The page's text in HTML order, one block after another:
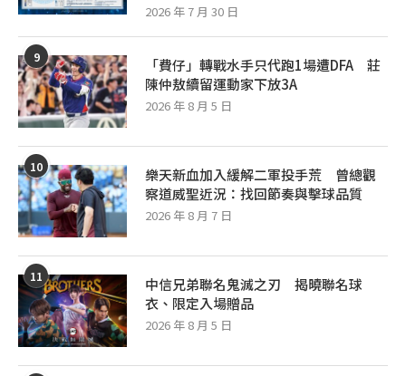
2026 年 7 月 30 日
9
「費仔」轉戰水手只代跑1場遭DFA 莊
陳仲敖續留運動家下放3A
2026 年 8 月 5 日
10
樂天新血加入緩解二軍投手荒 曾總觀
察道威聖近況：找回節奏與擊球品質
2026 年 8 月 7 日
11
中信兄弟聯名鬼滅之刃 揭曉聯名球
衣、限定入場贈品
2026 年 8 月 5 日